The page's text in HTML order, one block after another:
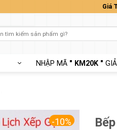
Giá
NHẬP MÃ " KM20K "
-10%